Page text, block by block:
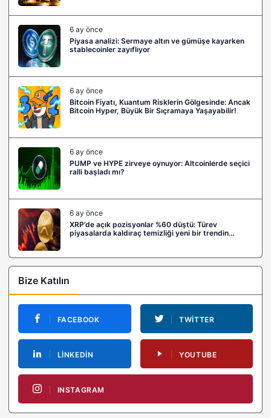
6 ay önce
Piyasa analizi: Sermaye altın ve gümüşe kayarken
stablecoinler zayıflıyor
6 ay önce
Bitcoin Fiyatı, Kuantum Risklerin Gölgesinde: Ancak
Bitcoin Hyper, Büyük Bir Sıçramaya Yaşayabilir!
6 ay önce
PUMP ve HYPE zirveye oynuyor: Altcoinlerde seçici
ralli başladı mı?
6 ay önce
XRP’de açık pozisyonlar %60 düştü: Türev
piyasalarda kaldıraç temizliği yeni bir trendin
Bize Katılın
FACEBOOK TWITTER
LINKEDIN YOUTUBE
INSTAGRAM